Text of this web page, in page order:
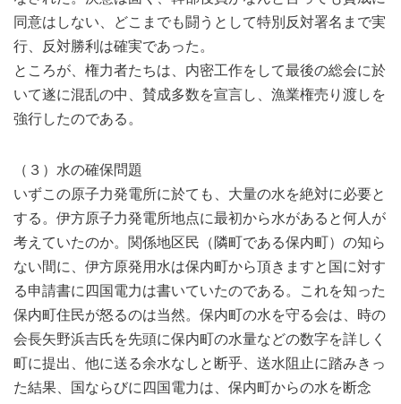
同意はしない、どこまでも闘うとして特別反対署名まで実
行、反対勝利は確実であった。
ところが、権力者たちは、内密工作をして最後の総会に於
いて遂に混乱の中、賛成多数を宣言し、漁業権売り渡しを
強行したのである。
（３）水の確保問題
いずこの原子力発電所に於ても、大量の水を絶対に必要と
する。伊方原子力発電所地点に最初から水があると何人が
考えていたのか。関係地区民（隣町である保内町）の知ら
ない間に、伊方原発用水は保内町から頂きますと国に対す
る申請書に四国電力は書いていたのである。これを知った
保内町住民が怒るのは当然。保内町の水を守る会は、時の
会長矢野浜吉氏を先頭に保内町の水量などの数字を詳しく
町に提出、他に送る余水なしと断乎、送水阻止に踏みきっ
た結果、国ならびに四国電力は、保内町からの水を断念